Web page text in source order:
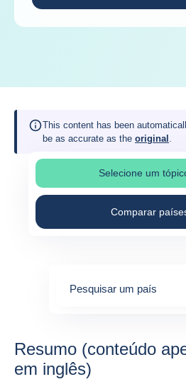
This content has been
be as accurate as the original .
Selecione um
Comparar
Pesquisar um país
Resumo (conteúdo
em inglês)